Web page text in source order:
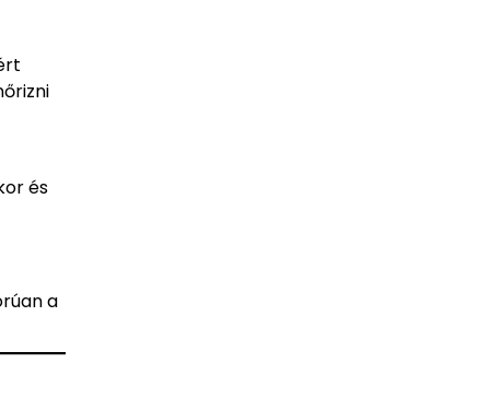
és
a